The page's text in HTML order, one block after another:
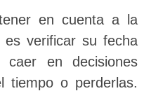
en cuenta a la
es verificar su fecha
en decisiones
tiempo o perderlas.